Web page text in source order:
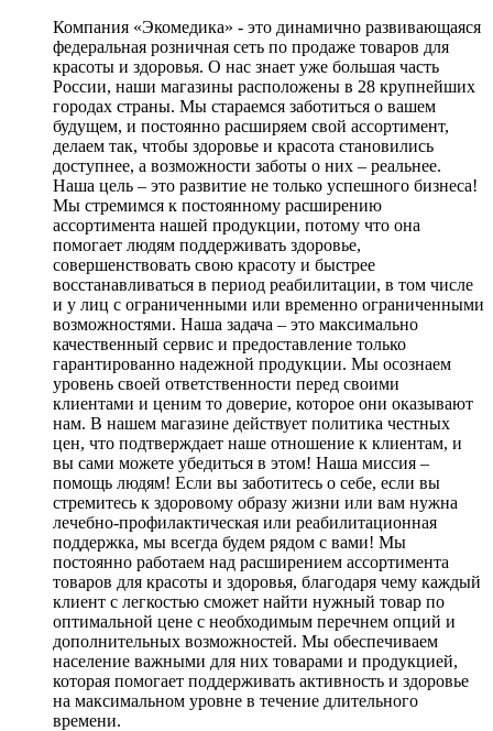
Компания «Экомедика» - это динамично развивающаяся
федеральная розничная сеть по продаже товаров для
красоты и здоровья. О нас знает уже большая часть
России, наши магазины расположены в 28 крупнейших
городах страны. Мы стараемся заботиться о вашем
будущем, и постоянно расширяем свой ассортимент,
делаем так, чтобы здоровье и красота становились
доступнее, а возможности заботы о них – реальнее.
Наша цель – это развитие не только успешного бизнеса!
Мы стремимся к постоянному расширению
ассортимента нашей продукции, потому что она
помогает людям поддерживать здоровье,
совершенствовать свою красоту и быстрее
восстанавливаться в период реабилитации, в том числе
и у лиц с ограниченными или временно ограниченными
возможностями. Наша задача – это максимально
качественный сервис и предоставление только
гарантированно надежной продукции. Мы осознаем
уровень своей ответственности перед своими
клиентами и ценим то доверие, которое они оказывают
нам. В нашем магазине действует политика честных
цен, что подтверждает наше отношение к клиентам, и
вы сами можете убедиться в этом! Наша миссия –
помощь людям! Если вы заботитесь о себе, если вы
стремитесь к здоровому образу жизни или вам нужна
лечебно-профилактическая или реабилитационная
поддержка, мы всегда будем рядом с вами! Мы
постоянно работаем над расширением ассортимента
товаров для красоты и здоровья, благодаря чему каждый
клиент с легкостью сможет найти нужный товар по
оптимальной цене с необходимым перечнем опций и
дополнительных возможностей. Мы обеспечиваем
население важными для них товарами и продукцией,
которая помогает поддерживать активность и здоровье
на максимальном уровне в течение длительного
времени.